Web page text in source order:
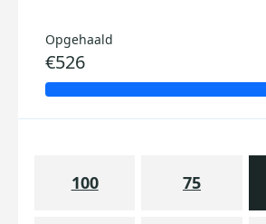
Opgehaald
€526
100 75